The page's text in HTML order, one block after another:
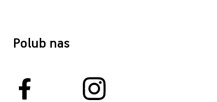
Polub nas